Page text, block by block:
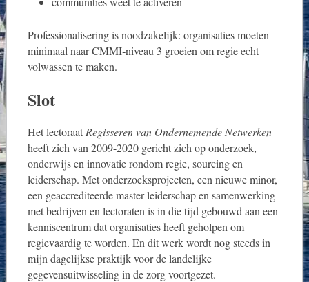
Professionalisering is noodzakelijk: organisaties moeten
minimaal naar CMMI‑niveau 3 groeien om regie echt
volwassen te maken.
Slot
Het lectoraat Regisseren van Ondernemende Netwerken
heeft zich van 2009-2020 gericht zich op onderzoek,
onderwijs en innovatie rondom regie, sourcing en
leiderschap. Met onderzoeksprojecten, een nieuwe minor,
een geaccrediteerde master leiderschap en samenwerking
met bedrijven en lectoraten is in die tijd gebouwd aan een
kenniscentrum dat organisaties heeft geholpen om
regievaardig te worden. En dit werk wordt nog steeds in
mijn dagelijkse praktijk voor de landelijke
gegevensuitwisseling in de zorg voortgezet.